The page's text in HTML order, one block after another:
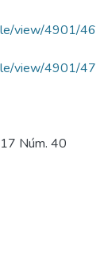
view/4901/46
view/4901/47
Núm. 40